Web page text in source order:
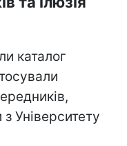
каталог
Університету